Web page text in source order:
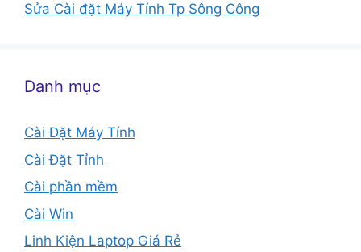
Sửa Cài đặt Máy Tính Tp Sông Công
Danh mục
Cài Đặt Máy Tính
Cài Đặt Tỉnh
Cài phần mềm
Cài Win
Linh Kiện Laptop Giá Rẻ